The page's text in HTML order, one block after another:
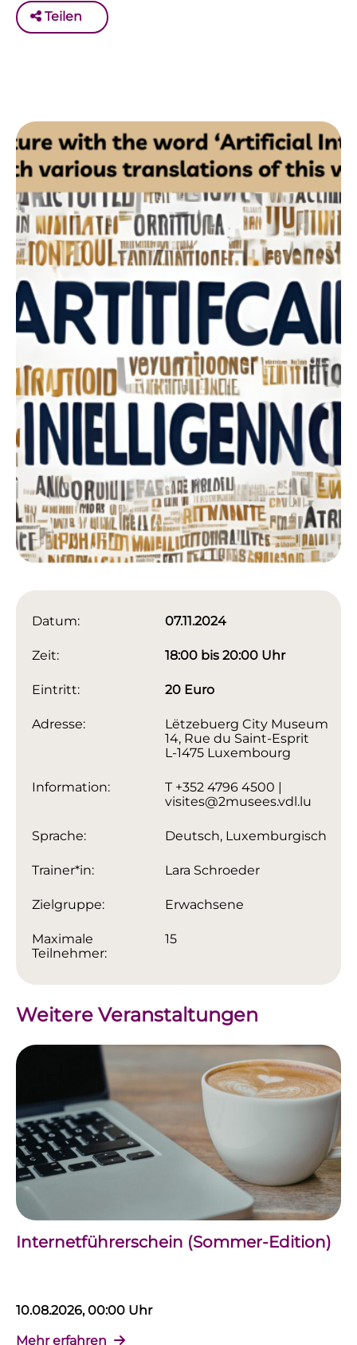
Teilen
Datum: 07.11.2024
Zeit: 18:00 bis 20:00 Uhr
Eintritt: 20 Euro
Adresse:
Lëtzebuerg City Museum
14, Rue du Saint-Esprit
L-1475 Luxembourg
Information:
T +352 4796 4500 |
visites@2musees.vdl.lu
Sprache: Deutsch, Luxemburgisch
Trainer*in: Lara Schroeder
Zielgruppe: Erwachsene
Maximale
Teilnehmer:
15
Weitere Veranstaltungen
Internetführerschein (Sommer-Edition)
10.08.2026, 00:00 Uhr
Mehr erfahren